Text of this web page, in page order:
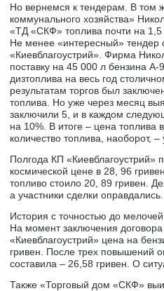
Но вернемся к тендерам. В том
коммунального хозяйства»
«ТД «СКФ» топлива почти на 1,5
Не менее «интересный» тендер
«Киевблагоустрий». Фирма
поставку на 45 000 л бензина
дизтоплива на весь год
результатам торгов был
топлива. Но уже через месяц
заключили 5, и в каждом
на 10%. В итоге – цена топлива
количество топлива, наоборот,
Полгода КП «Киевблагоустрий»
космической цене в 28, 96
топливо стоило 20, 89 гривен.
а участники сделки оправдались.
История с точностью до
На момент заключения
«Киевблагоустрий» цена на
гривен. После трех повышений
составила – 26,58 гривен. О
Также «Торговый дом «СКФ»